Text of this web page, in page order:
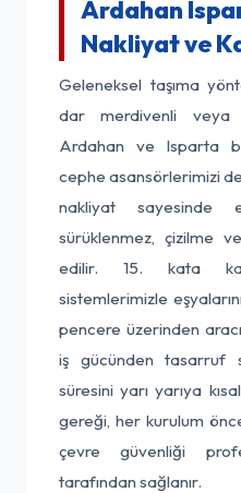
Ardahan
Nakliyat ve
Geleneksel taşıma
dar merdivenli veya
Ardahan ve Isparta
cephe asansörlerimizi
nakliyat sayesinde
sürüklenmez, çizilme
edilir. 15. kata
sistemlerimizle
pencere üzerinden
iş gücünden tasarruf
süresini yarı yarıya
gereği, her kurulum
çevre güvenliği
tarafından sağlanır.